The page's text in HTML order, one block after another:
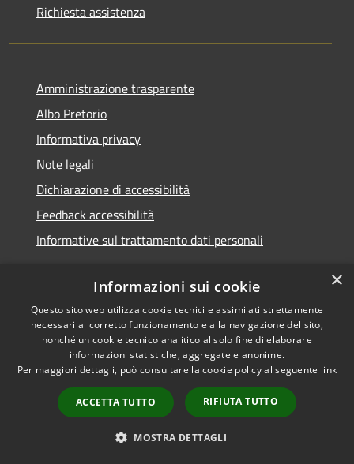
Richiesta assistenza
Amministrazione trasparente
Albo Pretorio
Informativa privacy
Note legali
Dichiarazione di accessibilità
Feedback accessibilità
Informative sul trattamento dati personali
RSS
Accessibilità
Cookie
Mappa del sito
Informativa trattamento
Copyright © 2026 • Comune di
Pioltello • Powered by
Municipium•Accesso
redazione
×
Informazioni sui cookie
Questo sito web utilizza cookie tecnici e assimilati strettamente
necessari al corretto funzionamento e alla navigazione del sito,
nonché un cookie tecnico analitico al solo fine di elaborare
informazioni statistiche, aggregate e anonime.
Per maggiori dettagli, può consultare la cookie policy al seguente link
ACCETTA TUTTO RIFIUTA TUTTO
MOSTRA DETTAGLI